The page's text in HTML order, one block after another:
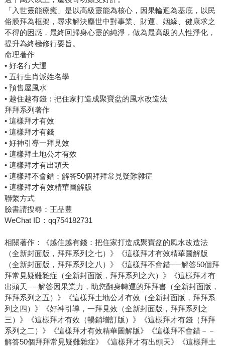
「入世靈能療癒」是以高級靈能為核心，因果輪迴為基底，以民
俗膜拜為框架，尋求解決塵世中對事業、財運、姻緣、健康求之
不得的困惑，最終回歸身心靈的純淨，做為最高級的人性淨化，
提升為終極修行要旨。
命理著作
• 好名行大運
• 五行生肖派姓名學
• 預售屋風水
• 越住越有錢：把住家打造成聚寶盆的風水改造法
拜拜系列著作
• 這樣拜才有效
• 這樣拜才有錢
• 好神引導一拜見效
• 這樣拜土地公才有效
• 這樣拜才有出頭天
• 這樣拜不會錯：解答50個拜拜常見疑難雜症
• 這樣拜才有效精華圖解版
聯繫方式
臉書請搜尋：王品豊
WeChat ID：qq754182731
相關著作：《越住越有錢：把住家打造成聚寶盆的風水改造法
（全新封面版，拜拜系列之七）》《這樣拜才有效精華圖解版
（全新封面版，拜拜系列之八）》《這樣拜不會錯──解答50個拜
拜常見疑難雜症（全新封面版，拜拜系列之六）》《這樣拜才有
出頭天──解答因果業力，助您翻身轉運的拜拜書（全新封面版，
拜拜系列之五）》《這樣拜土地公才有效（全新封面版，拜拜系
列之四）》《好神引導，一拜見效（全新封面版，拜拜系列之
三）》《這樣拜才有效（暢銷增訂版）》《這樣拜才有錢（拜拜
系列之二）》《這樣拜才有效精華圖解版》《這樣拜不會錯－－
解答50個拜拜常見疑難雜症》《這樣拜才有出頭天》《這樣拜土